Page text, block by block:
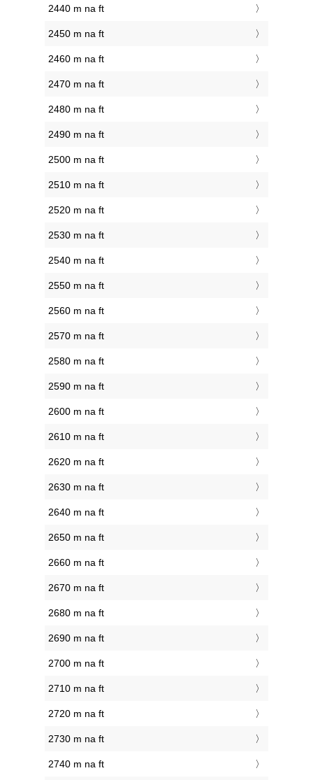
2440 m na ft
2450 m na ft
2460 m na ft
2470 m na ft
2480 m na ft
2490 m na ft
2500 m na ft
2510 m na ft
2520 m na ft
2530 m na ft
2540 m na ft
2550 m na ft
2560 m na ft
2570 m na ft
2580 m na ft
2590 m na ft
2600 m na ft
2610 m na ft
2620 m na ft
2630 m na ft
2640 m na ft
2650 m na ft
2660 m na ft
2670 m na ft
2680 m na ft
2690 m na ft
2700 m na ft
2710 m na ft
2720 m na ft
2730 m na ft
2740 m na ft